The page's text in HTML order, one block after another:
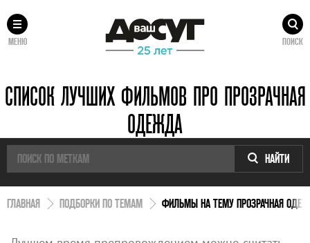
МЕНЮ ПОИСК
СПИСОК ЛУЧШИХ ФИЛЬМОВ ПРО ПРОЗРАЧНАЯ
ОДЕЖДА
НАЙТИ
ГЛАВНАЯ ПОДБОРКИ ПО ТЕМАМ ФИЛЬМЫ НА ТЕМУ ПРОЗРАЧНАЯ